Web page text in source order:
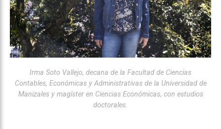
Irma Soto Vallejo, decana de la Facultad de Ciencias
Contables, Económicas y Administrativas de la Universidad de
Manizales y magíster en Ciencias Económicas, con estudios
doctorales.